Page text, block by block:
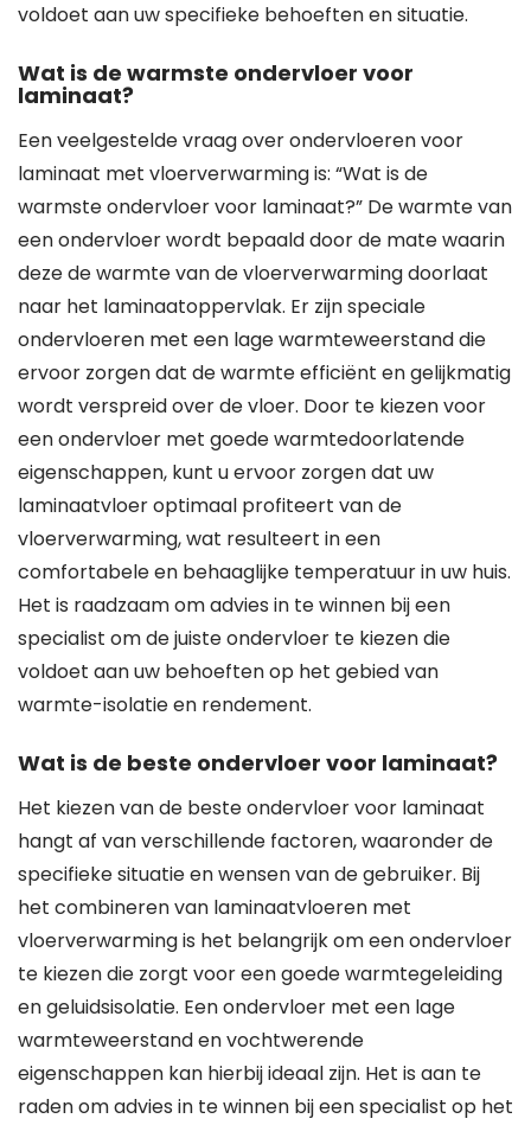
voldoet aan uw specifieke behoeften en situatie.
Wat is de warmste ondervloer voor
laminaat?
Een veelgestelde vraag over ondervloeren voor
laminaat met vloerverwarming is: “Wat is de
warmste ondervloer voor laminaat?” De warmte van
een ondervloer wordt bepaald door de mate waarin
deze de warmte van de vloerverwarming doorlaat
naar het laminaatoppervlak. Er zijn speciale
ondervloeren met een lage warmteweerstand die
ervoor zorgen dat de warmte efficiënt en gelijkmatig
wordt verspreid over de vloer. Door te kiezen voor
een ondervloer met goede warmtedoorlatende
eigenschappen, kunt u ervoor zorgen dat uw
laminaatvloer optimaal profiteert van de
vloerverwarming, wat resulteert in een
comfortabele en behaaglijke temperatuur in uw huis.
Het is raadzaam om advies in te winnen bij een
specialist om de juiste ondervloer te kiezen die
voldoet aan uw behoeften op het gebied van
warmte-isolatie en rendement.
Wat is de beste ondervloer voor laminaat?
Het kiezen van de beste ondervloer voor laminaat
hangt af van verschillende factoren, waaronder de
specifieke situatie en wensen van de gebruiker. Bij
het combineren van laminaatvloeren met
vloerverwarming is het belangrijk om een ondervloer
te kiezen die zorgt voor een goede warmtegeleiding
en geluidsisolatie. Een ondervloer met een lage
warmteweerstand en vochtwerende
eigenschappen kan hierbij ideaal zijn. Het is aan te
raden om advies in te winnen bij een specialist op het